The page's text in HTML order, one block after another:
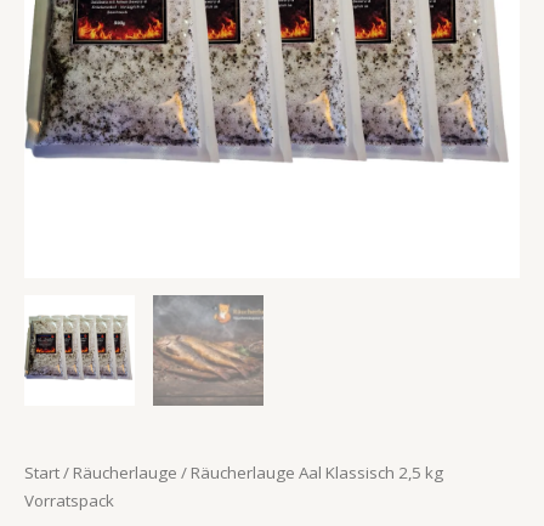
Start/ Räucherlauge / Räucherlauge Aal Klassisch 2,5 kg
Vorratspack